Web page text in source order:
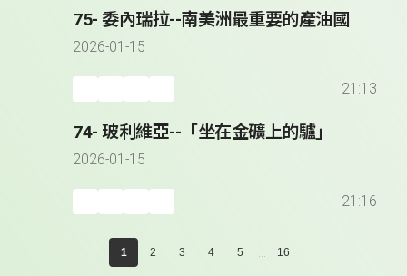
75- 委內瑞拉--南美洲最重要的產油國
2026-01-15
21:13
74- 玻利維亞--「坐在金礦上的驢」
2026-01-15
21:16
1 2 3 4 5 ... 16